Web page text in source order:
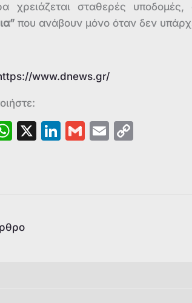
χρειάζεται σταθερές υποδομές,
που ανάβουν μόνο όταν δεν
www.dnews.gr/
W
p
X
Li G
E